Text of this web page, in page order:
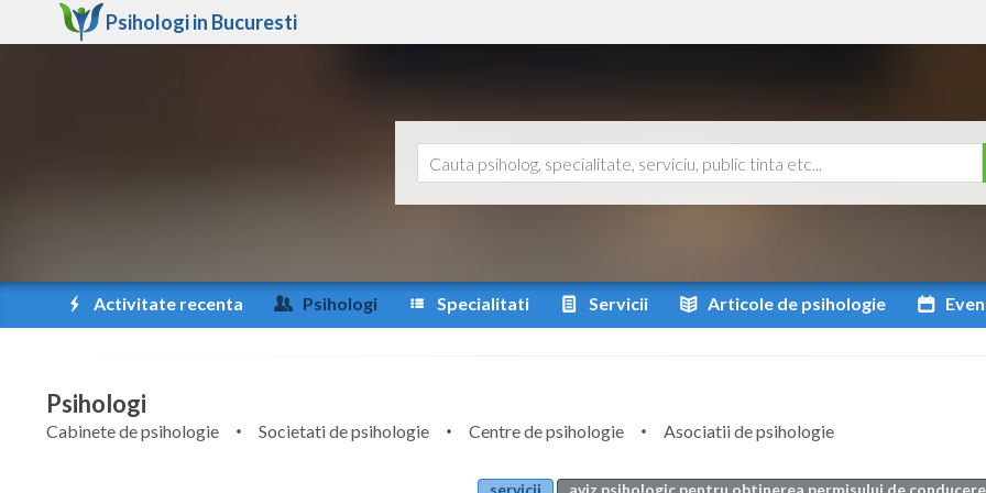
Psihologi in Bucuresti
Activitate recenta Psihologi Specialitati Servicii Articole de psihologie
Psihologi
Cabinete de psihologie Societati de psihologie Centre de psihologie
Asociatii de psihologie
servicii
aviz psihologic pentru obtinerea permisului de